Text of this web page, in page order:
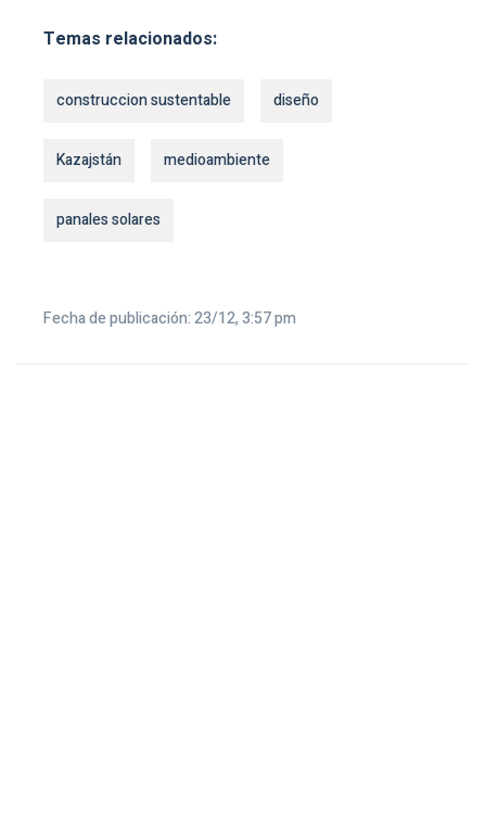
Temas relacionados:
construccion sustentable diseño
Kazajstán medioambiente
panales solares
Fecha de publicación: 23/12, 3:57 pm